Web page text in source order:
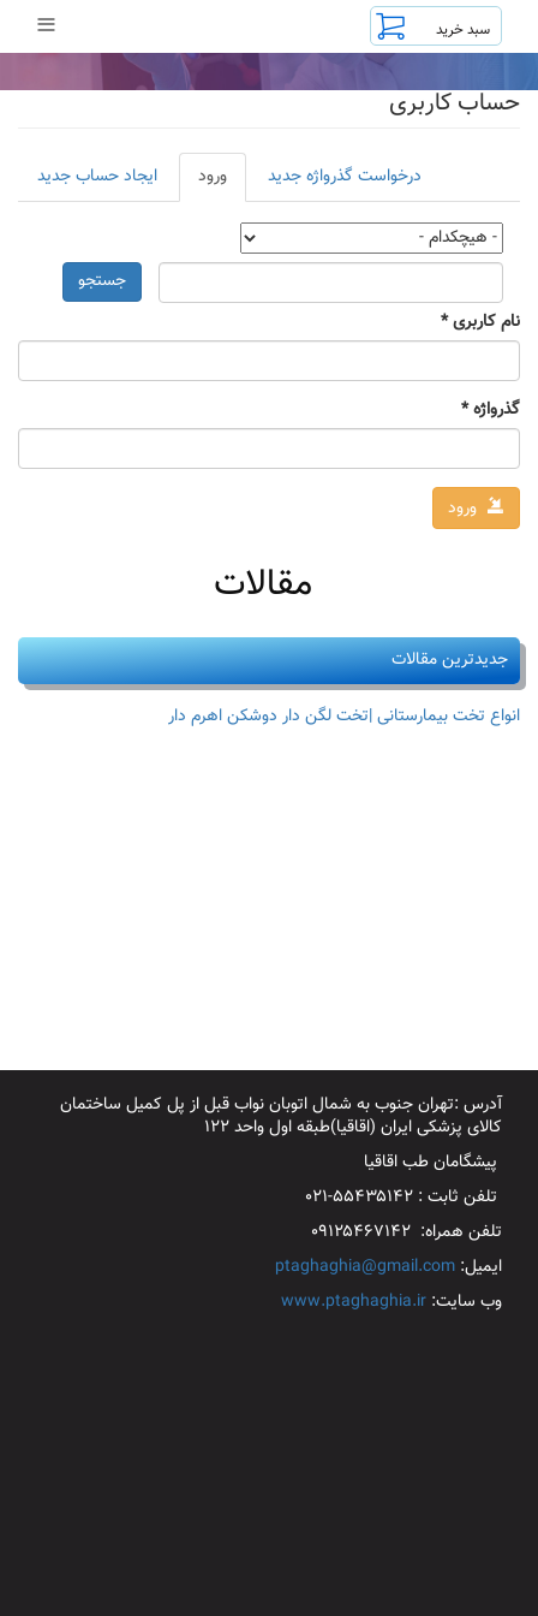
محتوای
≡
حساب کاربری
تب‌های
اولیه
ایجاد حساب جدید ورود
فعال)
درخواست گذرواژه جدید
جستجو
نام کاربری*
گذرواژه*
ورود
مقالات
جدیدترین مقالات
انواع تخت بیمارستانی |تخت لگن دار دوشکن اهرم دار
آدرس :تهران جنوب به شمال اتوبان نواب قبل از پل کمیل ساختمان
کالای پزشکی ایران (اقاقیا)طبقه اول واحد ۱۲۲
پیشگامان طب اقاقیا
تلفن ثابت : ۵۵۴۳۵۱۴۲-۰۲۱
تلفن همراه: ۰۹۱۲۵۴۶۷۱۴۲
ایمیل: ptaghaghia@gmail.com
وب سایت: www.ptaghaghia.ir